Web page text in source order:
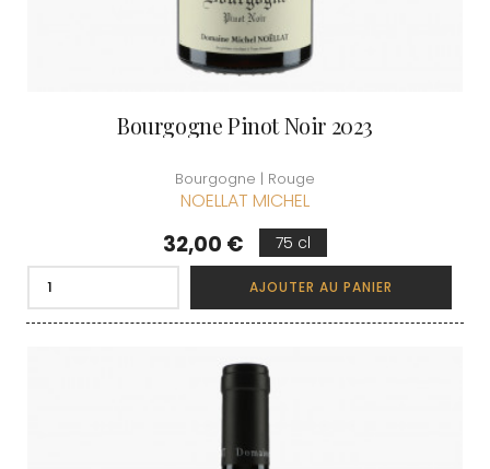
Bourgogne Pinot Noir 2023
Bourgogne | Rouge
NOELLAT MICHEL
Prix
32,00 € 75 cl
AJOUTER AU PANIER